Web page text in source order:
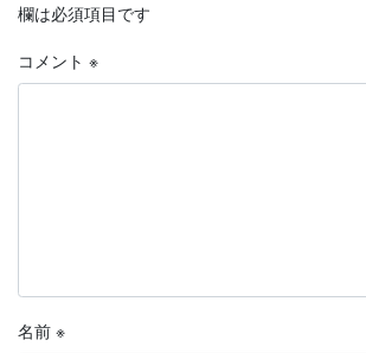
欄は必須項目です
コメント ※
名前 ※